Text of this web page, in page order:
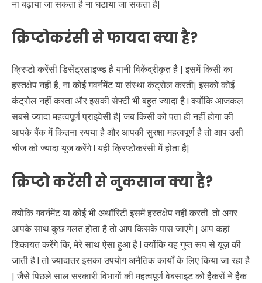
ना बढ़ाया जा सकता है ना घटाया जा सकता है|
क्रिप्टोकरंसी से फायदा क्या है?
क्रिप्टो करेंसी डिसेंट्रलाइज्ड है यानी विकेंद्रीकृत है | इसमें किसी का
हस्तक्षेप नहीं है, ना कोई गवर्नमेंट या संस्था कंट्रोल करती| इसको कोई
कंट्रोल नहीं करता और इसकी सेफ्टी भी बहुत ज्यादा है l क्योंकि आजकल
सबसे ज्यादा महत्वपूर्ण प्राइवेसी है| जब किसी को पता ही नहीं होगा की
आपके बैंक में कितना रुपया है और आपकी सुरक्षा महत्वपूर्ण है तो आप उसी
चीज को ज्यादा यूज करेंगे l यही क्रिप्टोकरंसी में होता है|
क्रिप्टो करेंसी से नुकसान क्या है?
क्योंकि गवर्नमेंट या कोई भी अथॉरिटी इसमें हस्तक्षेप नहीं करती, तो अगर
आपके साथ कुछ गलत होता है तो आप किसके पास जाएंगे | आप कहां
शिकायत करेंगे कि, मेरे साथ ऐसा हुआ है l क्योंकि यह गुप्त रूप से यूज़ की
जाती है l तो ज्यादातर इसका उपयोग अनैतिक कार्यों के लिए किया जा रहा है
| जैसे पिछले साल सरकारी विभागों की महत्वपूर्ण वेबसाइट को हैकरों ने हैक